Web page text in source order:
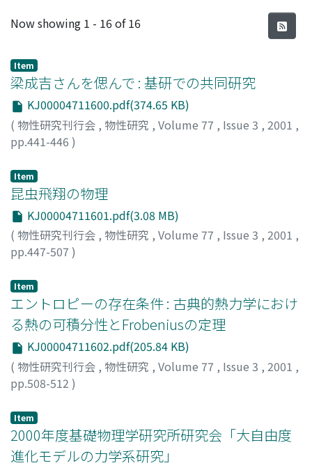
Recent Submissions
Now showing 1 - 16 of 16
Item
梁成吉さんを偲んで : 基研での共同研究
KJ00004711600.pdf(374.65 KB)
( 物性研究刊行会 , 物性研究 , Volume 77 , Issue 3 , 2001 ,
pp.441-446 )
Item
昆虫飛翔の物理
KJ00004711601.pdf(3.08 MB)
( 物性研究刊行会 , 物性研究 , Volume 77 , Issue 3 , 2001 ,
pp.447-507 )
Item
エントロピーの存在条件 : 古典的熱力学におけ
る熱の可積分性とFrobeniusの定理
KJ00004711602.pdf(205.84 KB)
( 物性研究刊行会 , 物性研究 , Volume 77 , Issue 3 , 2001 ,
pp.508-512 )
Item
2000年度基礎物理学研究所研究会「大自由度
進化モデルの力学系研究」